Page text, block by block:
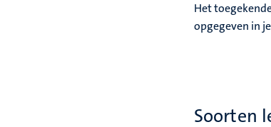
Het
opgegeven in je
Soorten